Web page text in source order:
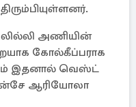
அணியின்
கோல்கீப்பராக
இதனால் வெஸ்ட்
ஆரியோலா